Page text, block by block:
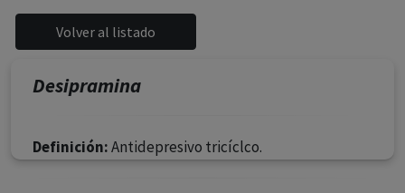
siendo responsabilidad de los profesionales
facultados prescribir medicamentos y decidir, en cada
caso concreto, el tratamiento más adecuado a las
necesidades del paciente.
Desipramina
Definición:Antidepresivo tricíclco.